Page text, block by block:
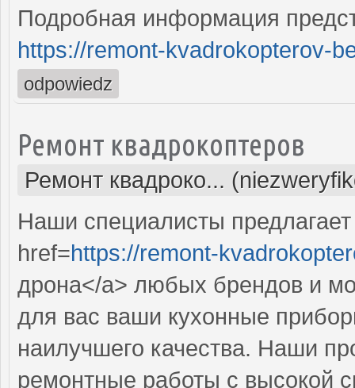
Подробная информация
https://remont-kvadrokopterov-
odpowiedz
Ремонт квадрокоптеров
Ремонт квадроко...
Наши специалисты
href=https://remont-
дрона</a> любых брендов и
для вас ваши кухонные
наилучшего качества. Наши
ремонтные работы с высокой